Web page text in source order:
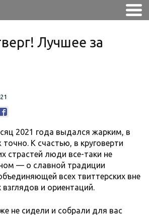
Лучшее за
2021 года выдался жарким, в
К счастью, в круговерти
страстей люди все-таки не
— о славной традиции
всех твиттерских вне
и ориентаций.
не сидели и собрали для вас